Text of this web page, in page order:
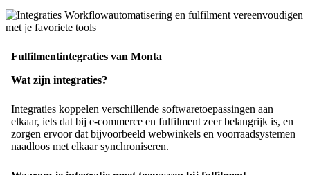
Fulfilmentintegraties van Monta
Wat zijn integraties?
Integraties koppelen verschillende softwaretoepassingen aan
elkaar, iets dat bij e-commerce en fulfilment zeer belangrijk is, en
zorgen ervoor dat bijvoorbeeld webwinkels en voorraadsystemen
naadloos met elkaar synchroniseren.